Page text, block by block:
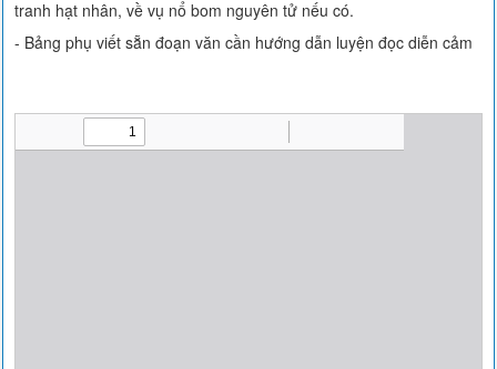
tranh hạt nhân, về vụ nổ bom nguyên tử nếu có.
- Bảng phụ viết sẵn đoạn văn cần hướng dẫn luyện đọc diễn cảm